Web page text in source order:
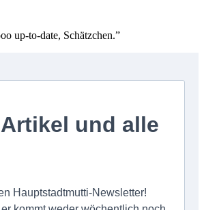
up-to-date, Schätzchen.”